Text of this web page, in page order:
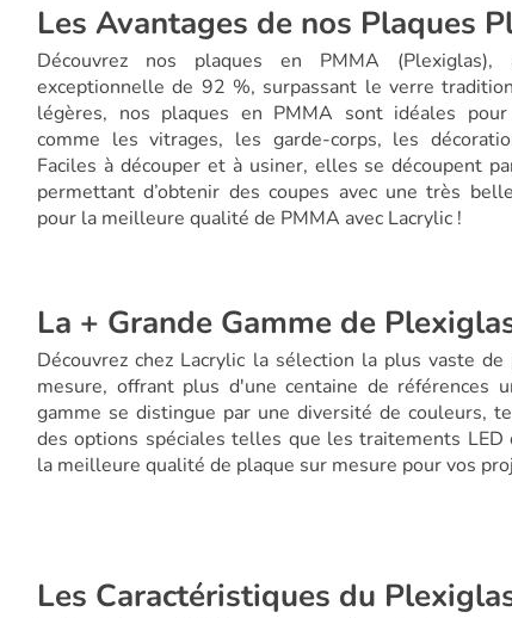
Les Avantages de nos Plaques
Découvrez nos plaques en PMMA (Plexiglas),
exceptionnelle de 92 %, surpassant le verre
légères, nos plaques en PMMA sont idéales
comme les vitrages, les garde-corps, les
Faciles à découper et à usiner, elles se découpent
permettant d’obtenir des coupes avec une très
pour la meilleure qualité de PMMA avec Lacrylic !
La + Grande Gamme de
Découvrez chez Lacrylic la sélection la plus vaste
mesure, offrant plus d'une centaine de références
gamme se distingue par une diversité de couleurs,
des options spéciales telles que les traitements
la meilleure qualité de plaque sur mesure pour vos
Les Caractéristiques du